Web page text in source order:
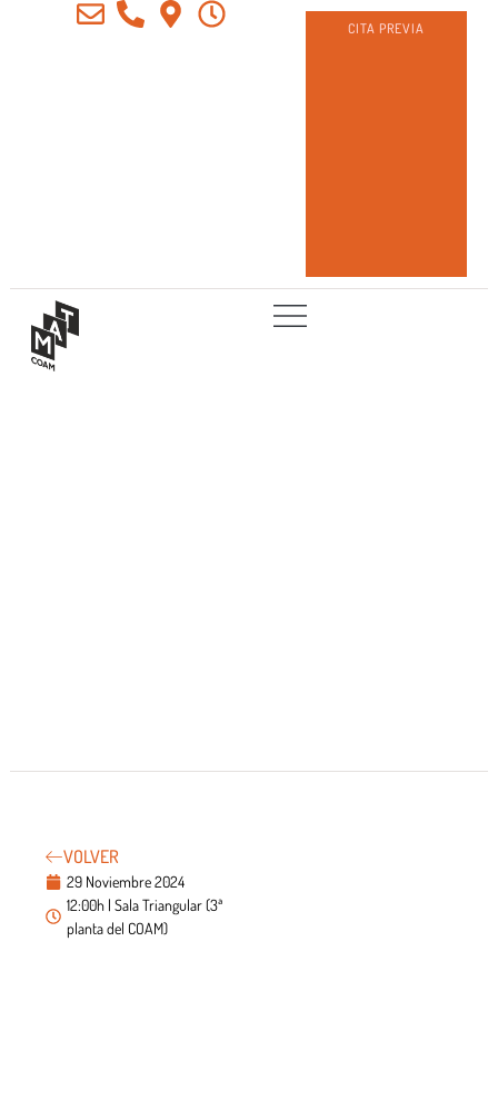
CITA PREVIA
VOLVER
29 Noviembre 2024
12:00h | Sala Triangular (3ª
planta del COAM)